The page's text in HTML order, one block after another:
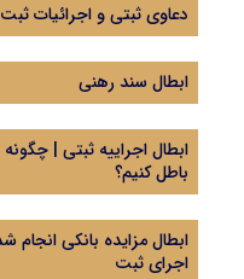
دعاوی ثبتی و اجرائیات ثبت
ابطال سند رهنی
ابطال اجراییه ثبتی | چگونه
باطل کنیم؟
ابطال مزایده بانکی انجام
اجرای ثبت